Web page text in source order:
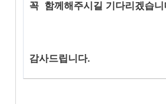
꼭 함께해주시길 기다리겠습
감사드립니다.